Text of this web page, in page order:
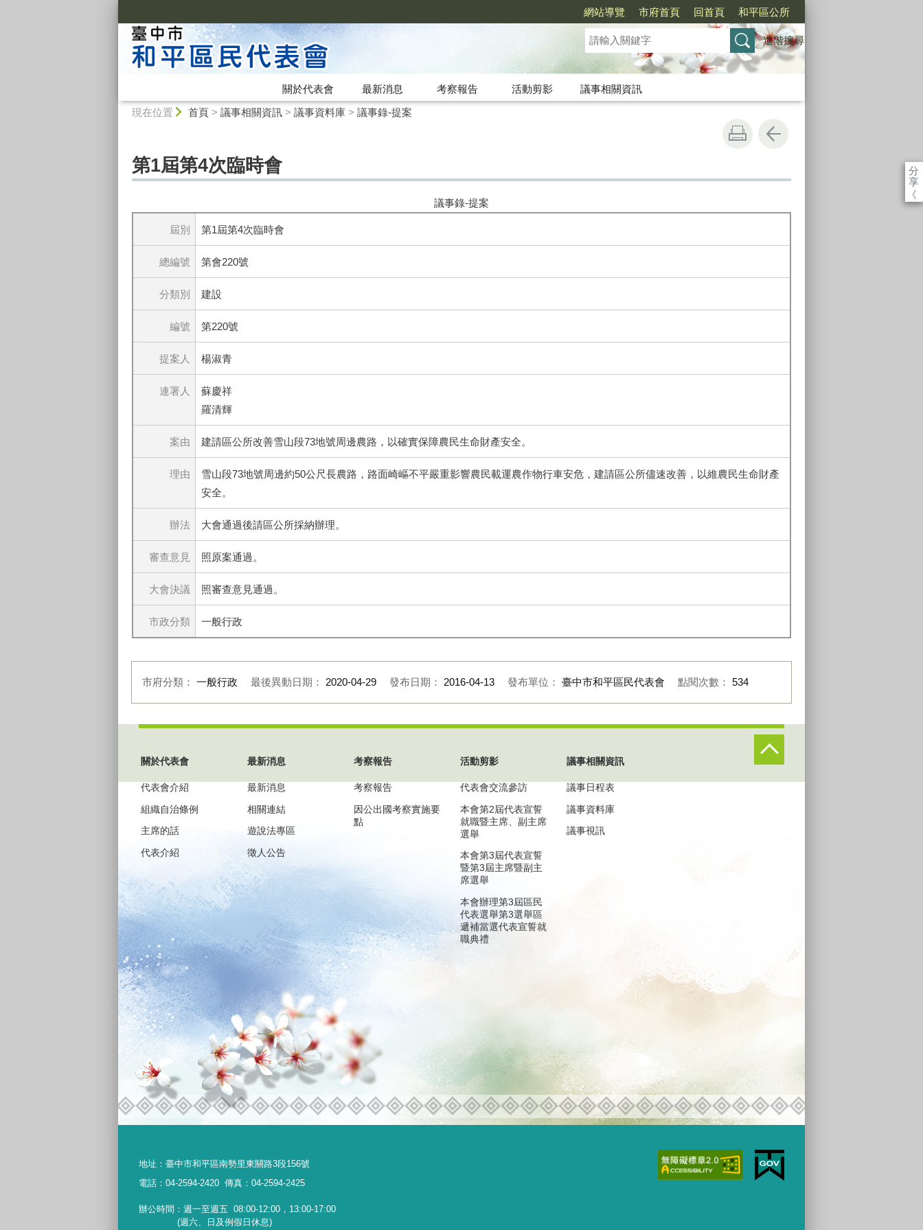
網站導覽 市府首頁 回首頁 和平區公所
進階搜尋
關於代表會 最新消息 考察報告 活動剪影
議事相關資訊
現在位置 首頁> 議事相關資訊> 議事資料庫> 議事錄-提案
分
享
《
第1屆第4次臨時會
議事錄-提案
屆別 第1屆第4次臨時會
總編號 第會220號
分類別 建設
編號 第220號
提案人 楊淑青
連署人
蘇慶祥
羅清輝
案由 建請區公所改善雪山段73地號周邊農路，以確實保障農民生命財產安全。
理由
雪山段73地號周邊約50公尺長農路，路面崎嶇不平嚴重影響農民載運農作物行車安危，建請區公所儘速改善，以維農民生命財產
安全。
辦法 大會通過後請區公所採納辦理。
審查意見 照原案通過。
大會決議 照審查意見通過。
市政分類 一般行政
市府分類： 一般行政 最後異動日期： 2020-04-29 發布日期： 2016-04-13 發布單位： 臺中市和平區民代表會 點閱次數： 534
關於代表會
代表會介紹
組織自治條例
主席的話
代表介紹
最新消息
最新消息
相關連結
遊說法專區
徵人公告
考察報告
考察報告
因公出國考察實施要
點
活動剪影
代表會交流參訪
本會第2屆代表宣誓
就職暨主席、副主席
選舉
本會第3屆代表宣誓
暨第3屆主席暨副主
席選舉
本會辦理第3屆區民
代表選舉第3選舉區
遞補當選代表宣誓就
職典禮
議事相關資訊
議事日程表
議事資料庫
議事視訊
地址： 臺中市和平區南勢里東關路3段156號
電話：04-2594-2420 傳真：04-2594-2425
辦公時間：週一至週五 08:00-12:00，13:00-17:00
(週六、日及例假日休息)